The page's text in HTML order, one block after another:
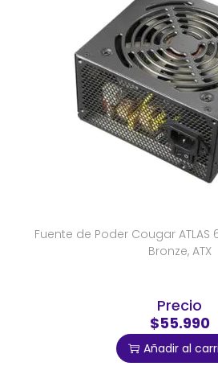
Fuente de Poder Cougar ATLAS
Bronze, ATX
Precio
$55.990
Añadir al